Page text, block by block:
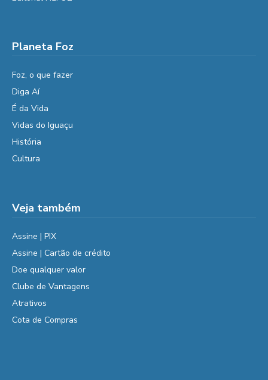
Planeta Foz
Foz, o que fazer
Diga Aí
É da Vida
Vidas do Iguaçu
História
Cultura
Veja também
Assine | PIX
Assine | Cartão de crédito
Doe qualquer valor
Clube de Vantagens
Atrativos
Cota de Compras